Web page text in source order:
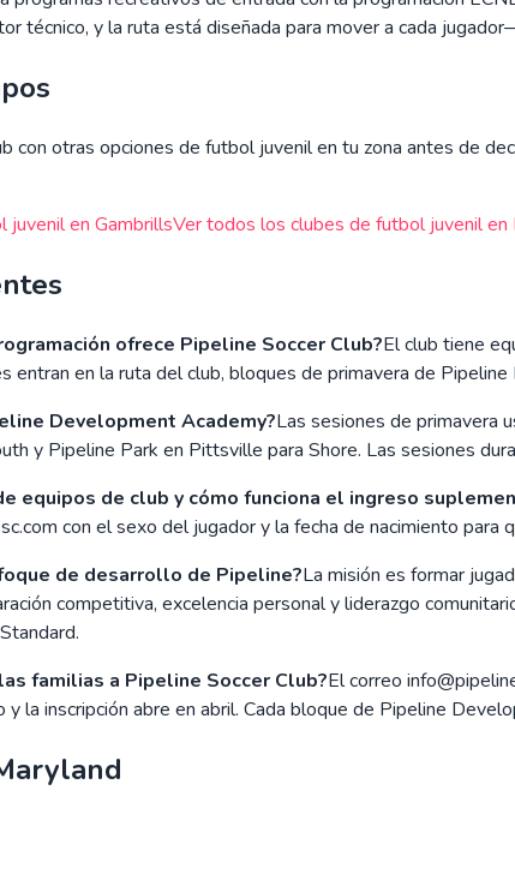
técnico, y la ruta está diseñada para mover a cada
con otras opciones de futbol juvenil en tu zona antes de
juvenil en GambrillsVer todos los clubes de futbol juvenil en
ofrece Pipeline Soccer Club?El club tiene
entran en la ruta del club, bloques de primavera de
Development Academy?Las sesiones de primavera
y Pipeline Park en Pittsville para Shore. Las sesiones
equipos de club y cómo funciona el ingreso
con el sexo del jugador y la fecha de nacimiento para
de desarrollo de Pipeline?La misión es formar
competitiva, excelencia personal y liderazgo
familias a Pipeline Soccer Club?El correo
y la inscripción abre en abril. Cada bloque de Pipeline